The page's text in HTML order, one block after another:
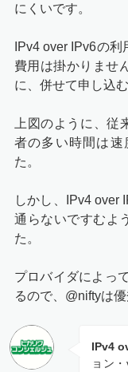
にくいです。
IPv4 over IPv6の利
費用は掛かりませ
に、併せて申し込
上図のように、従
者の多い時間は速
た。
しかし、IPv4 over
通らないですむよ
た。
プロバイダによっ
るので、@niftyは
IPv4
ョン